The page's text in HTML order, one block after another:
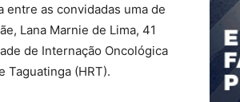
entre as convidadas uma de
Lana Marnie de Lima, 41
de Internação Oncológica
Taguatinga (HRT).